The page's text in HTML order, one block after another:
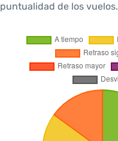
puntualidad de los vuelos.